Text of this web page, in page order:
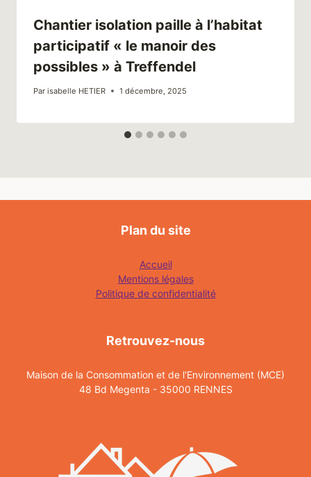
Chantier isolation paille à l’habitat
participatif « le manoir des
possibles » à Treffendel
Par isabelle HETIER 1 décembre, 2025
Plan du site
Accueil
Mentions légales
Politique de confidentialité
Retrouvez-nous
Maison de la Consommation et de l'Environnement (MCE)
48 Bd Megenta - 35000 RENNES